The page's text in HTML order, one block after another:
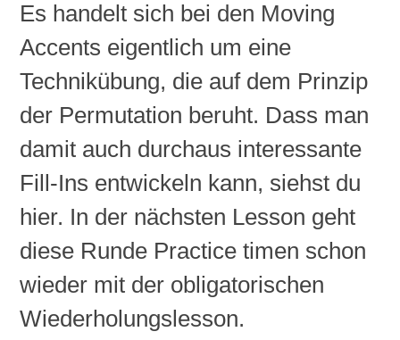
Es handelt sich bei den Moving
Accents eigentlich um eine
Technikübung, die auf dem Prinzip
der Permutation beruht. Dass man
damit auch durchaus interessante
Fill-Ins entwickeln kann, siehst du
hier. In der nächsten Lesson geht
diese Runde Practice timen schon
wieder mit der obligatorischen
Wiederholungslesson.